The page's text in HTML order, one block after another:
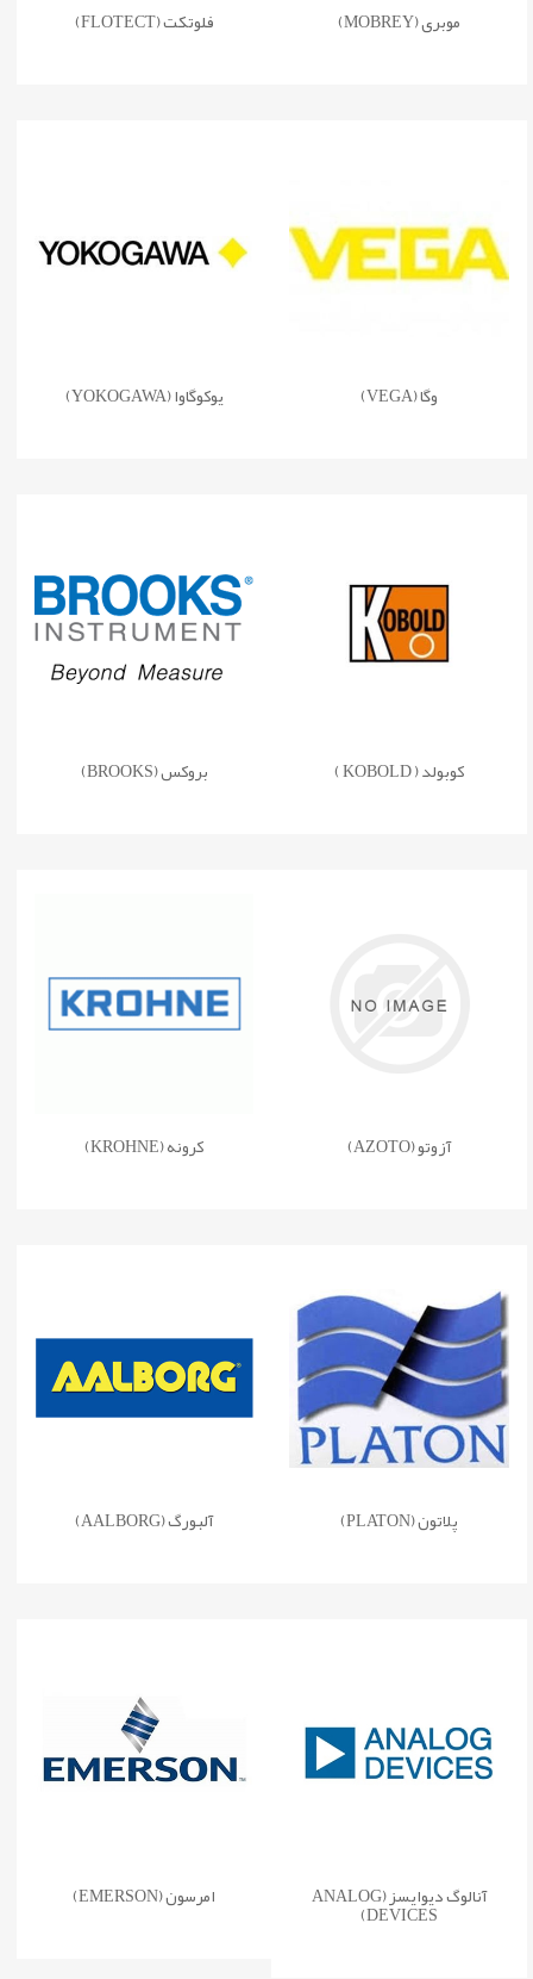
موبری (MOBREY) فلوتکت (FLOTECT)
وگا (VEGA) یوکوگاوا (YOKOGAWA)
کوبولد ( KOBOLD ) بروکس (BROOKS)
آزوتو (AZOTO) کرونه (KROHNE)
پلاتون (PLATON) آلبورگ (AALBORG)
آنالوگ دیوایسز (ANALOG
DEVICES)
امرسون (EMERSON)